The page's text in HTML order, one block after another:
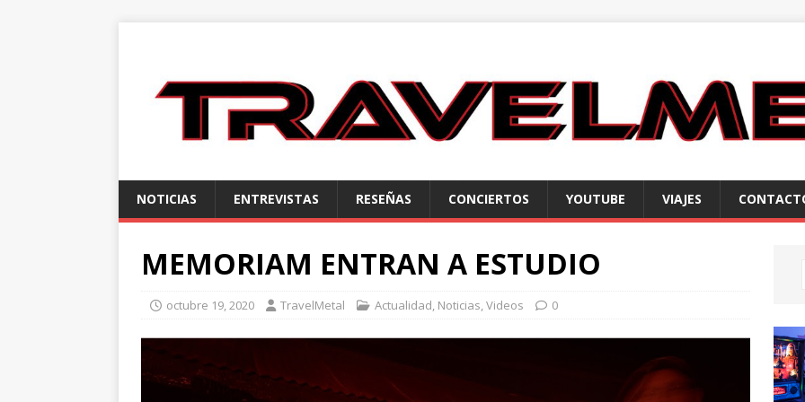
NOTICIAS ENTREVISTAS RESEÑAS CONCIERTOS YOUTUBE VIAJES
MEMORIAM ENTRAN A ESTUDIO
octubre 19, 2020 TravelMetal Actualidad, Noticias,Videos 0